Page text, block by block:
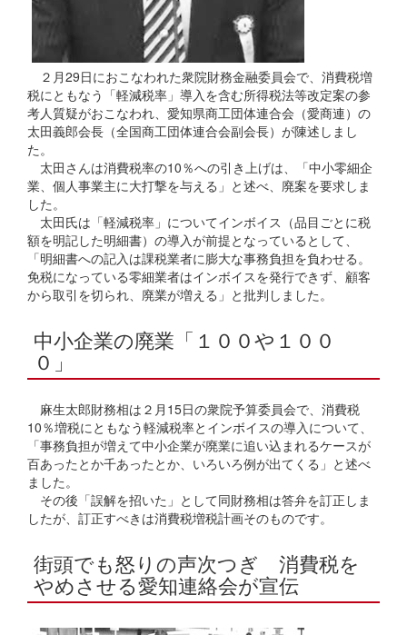
２月29日におこなわれた衆院財務金融委員会で、消費税増
税にともなう「軽減税率」導入を含む所得税法等改定案の参
考人質疑がおこなわれ、愛知県商工団体連合会（愛商連）の
太田義郎会長（全国商工団体連合会副会長）が陳述しまし
た。
太田さんは消費税率の10％への引き上げは、「中小零細企
業、個人事業主に大打撃を与える」と述べ、廃案を要求しま
した。
太田氏は「軽減税率」についてインボイス（品目ごとに税
額を明記した明細書）の導入が前提となっているとして、
「明細書への記入は課税業者に膨大な事務負担を負わせる。
免税になっている零細業者はインボイスを発行できず、顧客
から取引を切られ、廃業が増える」と批判しました。
中小企業の廃業「１００や１００
０」
麻生太郎財務相は２月15日の衆院予算委員会で、消費税
10％増税にともなう軽減税率とインボイスの導入について、
「事務負担が増えて中小企業が廃業に追い込まれるケースが
百あったとか千あったとか、いろいろ例が出てくる」と述べ
ました。
その後「誤解を招いた」として同財務相は答弁を訂正しま
したが、訂正すべきは消費税増税計画そのものです。
街頭でも怒りの声次つぎ 消費税を
やめさせる愛知連絡会が宣伝